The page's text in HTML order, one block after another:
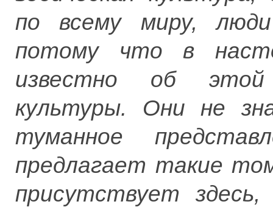
по всему миру,
потому что в
известно об этой
культуры. Они не
туманное
предлагает такие
присутствует